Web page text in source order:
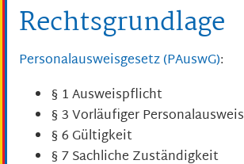
Rechtsgrundlage
Personalausweisgesetz (PAuswG):
§ 1Ausweispflicht
§ 3 Vorläufiger Personalausweis
§ 6 Gültigkeit
§ 7 Sachliche Zuständigkeit